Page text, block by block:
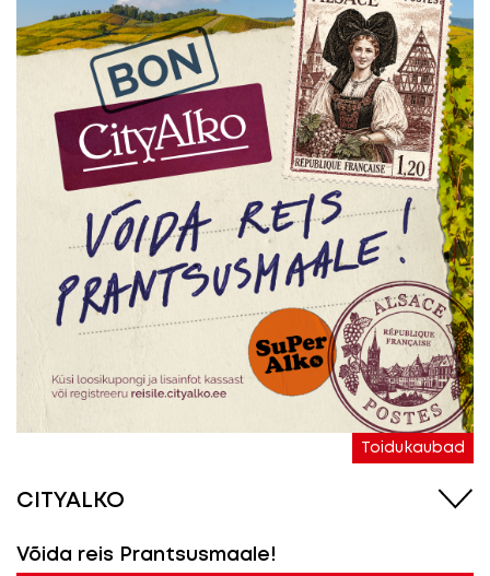
Toidukaubad
CITYALKO
Võida reis Prantsusmaale!